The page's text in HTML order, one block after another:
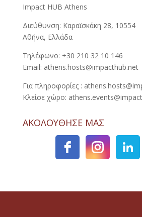
Impact HUB Athens
Διεύθυνση: Καραϊσκάκη 28, 10554
Αθήνα, Ελλάδα
Τηλέφωνο: +30 210 32 10 146
Email: athens.hosts@impacthub.net
Για πληροφορίες :
Κλείσε χώρο:
ΑΚΟΛΟΥΘΗΣΕ ΜΑΣ